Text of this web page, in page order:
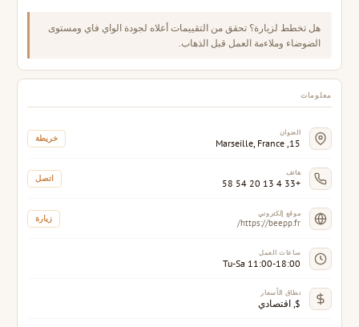
هل تخطط لزيارة؟ تحقق من التقييمات أعلاه لجودة الواي فاي ومستوى
الضوضاء وملاءمة العمل قبل الذهاب.
معلومات
العنوان
15, Marseille, France خريطة
هاتف
+33 4 13 20 54 58 اتصل
موقع إلكتروني
https://beepp.fr/ زيارة
ساعات العمل
Tu-Sa 11:00-18:00
نطاق الأسعار
$, اقتصادي